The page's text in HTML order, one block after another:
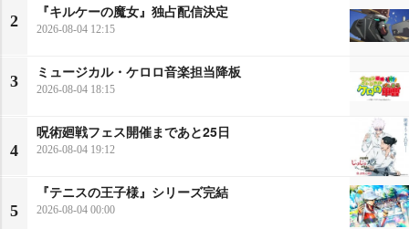
2
『キルケーの魔女』独占配信決定
2026-08-04 12:15
3
ミュージカル・ケロロ音楽担当降板
2026-08-04 18:15
4
呪術廻戦フェス開催まであと25日
2026-08-04 19:12
5
『テニスの王子様』シリーズ完結
2026-08-04 00:00